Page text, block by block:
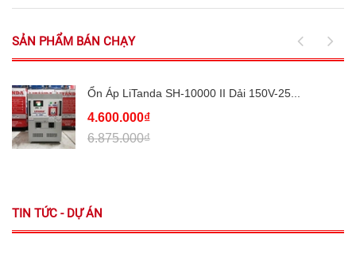
SẢN PHẨM BÁN CHẠY
Ổn Áp LiTanda SH-10000 II Dải 150V-25...
4.600.000₫
6.875.000₫
TIN TỨC - DỰ ÁN